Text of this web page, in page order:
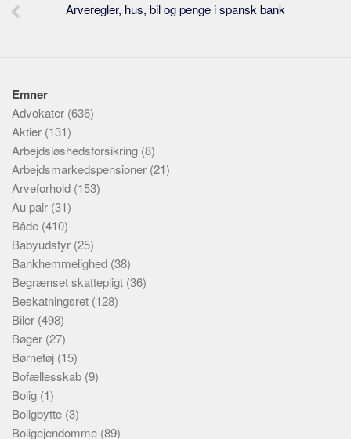
Arveregler, hus, bil og penge i spansk bank
Emner
Advokater (636)
Aktier (131)
Arbejdsløshedsforsikring (8)
Arbejdsmarkedspensioner (21)
Arveforhold (153)
Au pair (31)
Både (410)
Babyudstyr (25)
Bankhemmelighed (38)
Begrænset skattepligt (36)
Beskatningsret (128)
Biler (498)
Bøger (27)
Børnetøj (15)
Bofællesskab (9)
Bolig (1)
Boligbytte (3)
Boligejendomme (89)